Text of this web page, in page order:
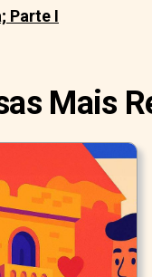
Parte I
Mais